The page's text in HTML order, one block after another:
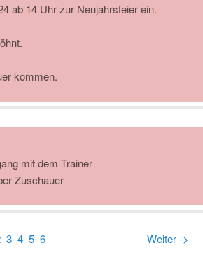
ab 14 Uhr zur Neujahrsfeier ein.
kommen.
mit dem Trainer
Zuschauer
3 4 5 6 Weiter ->